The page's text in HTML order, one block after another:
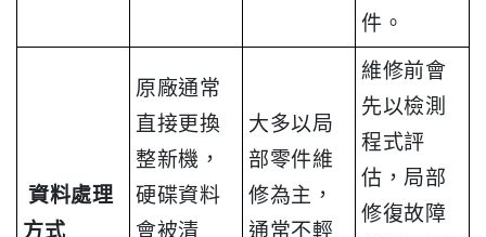
件。
資料處理
方式
原廠通常
直接更換
整新機，
硬碟資料
會被清
大多以局
部零件維
修為主，
通常不輕
維修前會
先以檢測
程式評
估，局部
修復故障